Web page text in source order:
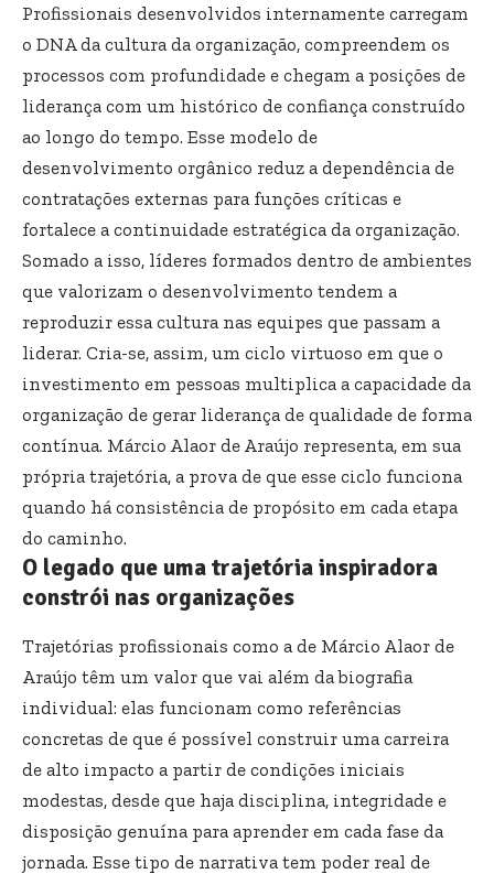
Profissionais desenvolvidos internamente carregam
o DNA da cultura da organização, compreendem os
processos com profundidade e chegam a posições de
liderança com um histórico de confiança construído
ao longo do tempo. Esse modelo de
desenvolvimento orgânico reduz a dependência de
contratações externas para funções críticas e
fortalece a continuidade estratégica da organização.
Somado a isso, líderes formados dentro de ambientes
que valorizam o desenvolvimento tendem a
reproduzir essa cultura nas equipes que passam a
liderar. Cria-se, assim, um ciclo virtuoso em que o
investimento em pessoas multiplica a capacidade da
organização de gerar liderança de qualidade de forma
contínua. Márcio Alaor de Araújo representa, em sua
própria trajetória, a prova de que esse ciclo funciona
quando há consistência de propósito em cada etapa
do caminho.
O legado que uma trajetória inspiradora
constrói nas organizações
Trajetórias profissionais como a de Márcio Alaor de
Araújo têm um valor que vai além da biografia
individual: elas funcionam como referências
concretas de que é possível construir uma carreira
de alto impacto a partir de condições iniciais
modestas, desde que haja disciplina, integridade e
disposição genuína para aprender em cada fase da
jornada. Esse tipo de narrativa tem poder real de